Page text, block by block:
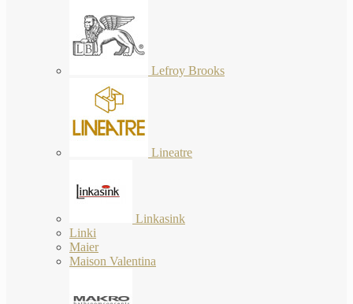
Lefroy Brooks
Lineatre
Linkasink
Linki
Maier
Maison Valentina